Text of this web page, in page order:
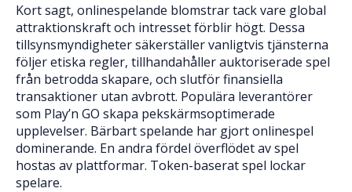
Kort sagt, onlinespelande blomstrar tack vare global
attraktionskraft och intresset förblir högt. Dessa
tillsynsmyndigheter säkerställer vanligtvis tjänsterna
följer etiska regler, tillhandahåller auktoriserade spel
från betrodda skapare, och slutför finansiella
transaktioner utan avbrott. Populära leverantörer
som Play’n GO skapa pekskärmsoptimerade
upplevelser. Bärbart spelande har gjort onlinespel
dominerande. En andra fördel överflödet av spel
hostas av plattformar. Token-baserat spel lockar
spelare.